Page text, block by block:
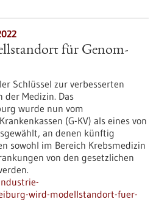
für Genom-
Schlüssel zur verbesserten
der Medizin. Das
wurde nun vom
(G-KV) als eines von
an denen künftig
sowohl im Bereich Krebsmedizin
von den gesetzlichen
wird-modellstandort-fuer-